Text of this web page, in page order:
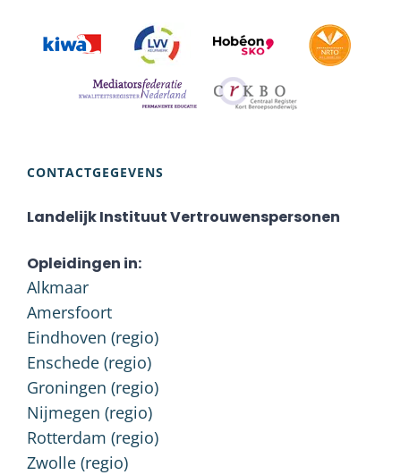
CONTACTGEGEVENS
Landelijk Instituut Vertrouwenspersonen
Opleidingen in:
Alkmaar
Amersfoort
Eindhoven (regio)
Enschede (regio)
Groningen (regio)
Nijmegen (regio)
Rotterdam (regio)
Zwolle (regio)